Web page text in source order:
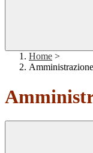
Home >